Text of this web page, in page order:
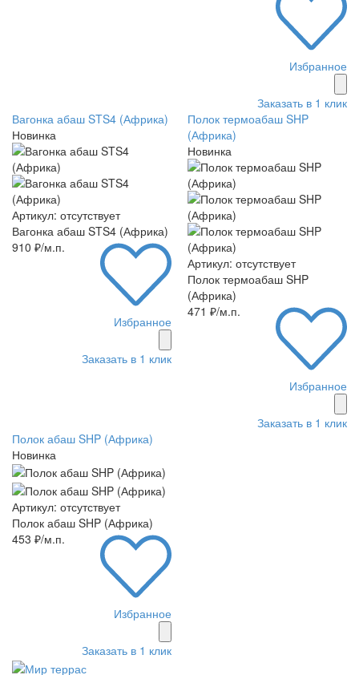
Избранное
Заказать в 1 клик
Вагонка абаш STS4 (Африка)
Новинка
Артикул: отсутствует
Вагонка абаш STS4 (Африка)
910 ₽/м.п.
Избранное
Заказать в 1 клик
Полок термоабаш SHP
(Африка)
Новинка
Артикул: отсутствует
Полок термоабаш SHP
(Африка)
471 ₽/м.п.
Избранное
Заказать в 1 клик
Полок абаш SHP (Африка)
Новинка
Артикул: отсутствует
Полок абаш SHP (Африка)
453 ₽/м.п.
Избранное
Заказать в 1 клик